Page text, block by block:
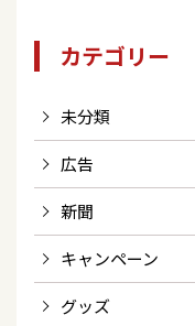
カテゴリー
未分類
広告
新聞
キャンペーン
グッズ